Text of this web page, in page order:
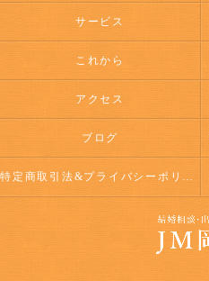
サービス
これから
アクセス
ブログ
特定商取引法&プライバシーポリシー